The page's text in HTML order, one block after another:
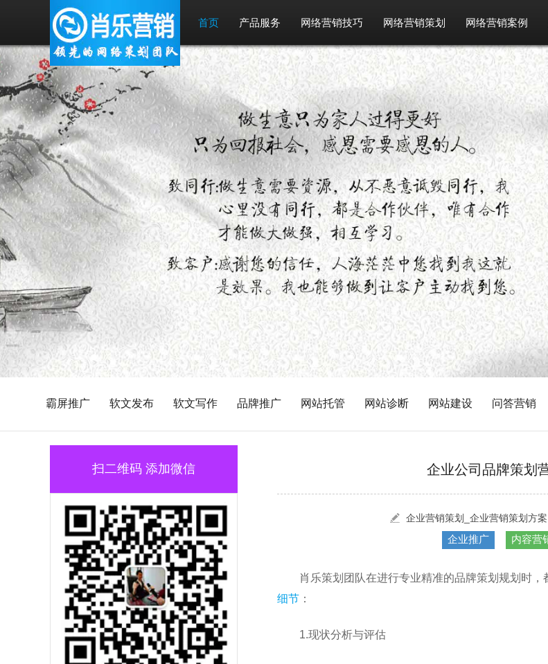
首页 产品服务 网络营销技巧 网络营销策划 网络营销案例
霸屏推广 软文发布 软文写作 品牌推广 网站托管 网站诊断 网站建设 问答营销
扫二维码 添加微信 企业公司品牌策划
企业营销策划_企业营销策划方案
企业推广 内容营
肖乐策划团队在进行专业精准的品牌策划规划时
细节 ：
1.现状分析与评估